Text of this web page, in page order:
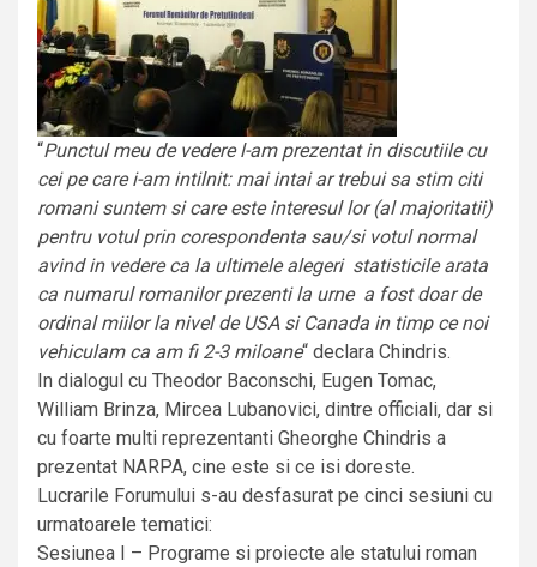
“Punctul meu de vedere l-am prezentat in discutiile cu
cei pe care i-am intilnit: mai intai ar trebui sa stim citi
romani suntem si care este interesul lor (al majoritatii)
pentru votul prin corespondenta sau/si votul normal
avind in vedere ca la ultimele alegeri statisticile arata
ca numarul romanilor prezenti la urne a fost doar de
ordinal miilor la nivel de USA si Canada in timp ce noi
vehiculam ca am fi 2-3 miloane“ declara Chindris.
In dialogul cu Theodor Baconschi, Eugen Tomac,
William Brinza, Mircea Lubanovici, dintre officiali, dar si
cu foarte multi reprezentanti Gheorghe Chindris a
prezentat NARPA, cine este si ce isi doreste.
Lucrarile Forumului s-au desfasurat pe cinci sesiuni cu
urmatoarele tematici:
Sesiunea I – Programe si proiecte ale statului roman